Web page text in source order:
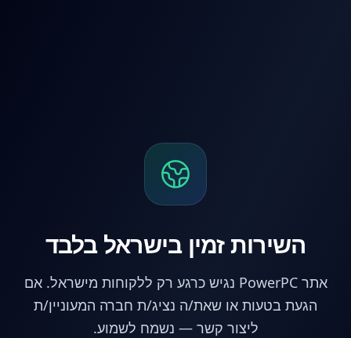
השירות זמין בישראל בלבד
אתר PowerPC נגיש כרגע רק ללקוחות מישראל. אם
הגעת בטעות או שאת/ה נציג/ת חברה המעוניין/ת
ליצור קשר — נשמח לשמוע.